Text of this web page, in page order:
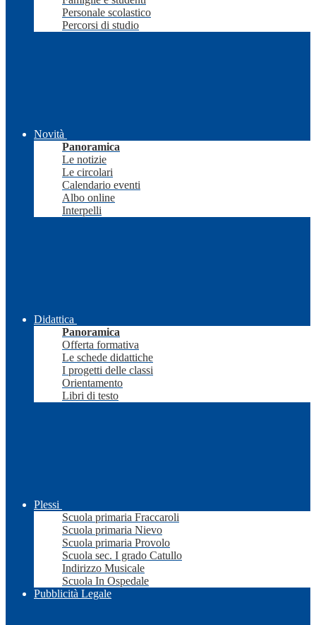
Personale scolastico
Percorsi di studio
Novità
Panoramica
Le notizie
Le circolari
Calendario eventi
Albo online
Interpelli
Didattica
Panoramica
Offerta formativa
Le schede didattiche
I progetti delle classi
Orientamento
Libri di testo
Plessi
Scuola primaria Fraccaroli
Scuola primaria Nievo
Scuola primaria Provolo
Scuola sec. I grado Catullo
Indirizzo Musicale
Scuola In Ospedale
Pubblicità Legale